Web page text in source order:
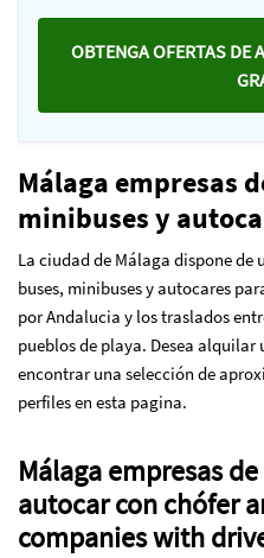
OBTENGA OFERTAS DE
Málaga empresas
minibuses y
La ciudad de Málaga dispone de
buses, minibuses y autocares
por Andalucia y los traslados
pueblos de playa. Desea alquilar
encontrar una selección de
perfiles en esta pagina.
Málaga empresas
autocar con chófer
companies with